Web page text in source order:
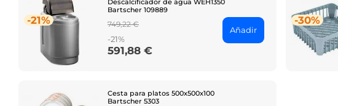
-21%
Descalcificador de agua WEH1350
Bartscher 109889
Regular
price
749,22 €
-21%
Price
591,88 €
Añadir
-30%
Cesta para platos 500x500x100
Bartscher 5303